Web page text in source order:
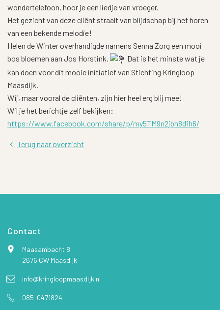
wondertelefoon, hoor je een liedje van vroeger.
Het gezicht van deze cliënt straalt van blijdschap bij het horen
van een bekende melodie!
Helen de Winter overhandigde namens Senna Zorg een mooi
bos bloemen aan Jos Horstink.
Dat is het minste wat je
kan doen voor dit mooie initiatief van Stichting Kringloop
Maasdijk.
Wij, maar vooral de cliënten, zijn hier heel erg blij mee!
Wil je het berichtje zelf bekijken:
https://www.facebook.com/share/p/my5TM9n2jbh8d1h6/
Terug naar overzicht
Contact
Maasambacht 8
2676 CW Maasdijk
info@kringloopmaasdijk.nl
085-0471824